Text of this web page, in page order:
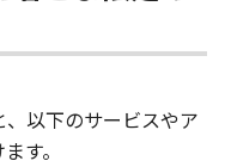
、以下のサービスやア
す。